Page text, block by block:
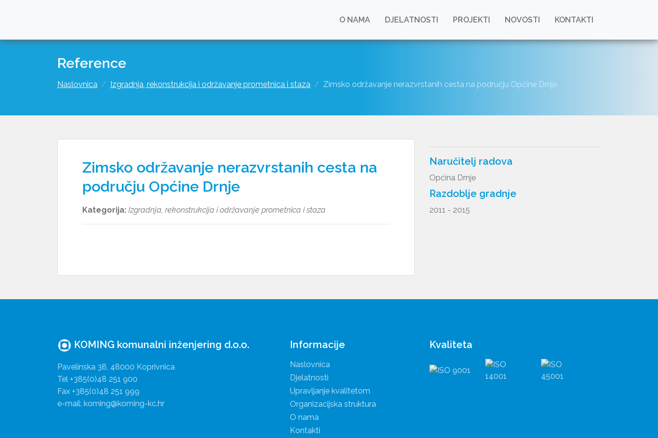
O NAMA DJELATNOSTI PROJEKTI NOVOSTI KONTAKTI
Reference
Naslovnica Izgradnja, rekonstrukcija i održavanje prometnica i staza Zimsko održavanje nerazvrstanih cesta na području Općine Drnje
Zimsko održavanje nerazvrstanih cesta na
području Općine Drnje
Kategorija: Izgradnja, rekonstrukcija i održavanje prometnica i staza
Naručitelj radova
Općina Drnje
Razdoblje gradnje
2011 - 2015
KOMING komunalni inženjering d.o.o.
Pavelinska 38, 48000 Koprivnica
Tel +385(0)48 251 900
Fax +385(0)48 251 999
e-mail: koming@koming-kc.hr
Informacije
Naslovnica
Djelatnosti
Upravljanje kvalitetom
Organizacijska struktura
O nama
Kontakti
Kvaliteta